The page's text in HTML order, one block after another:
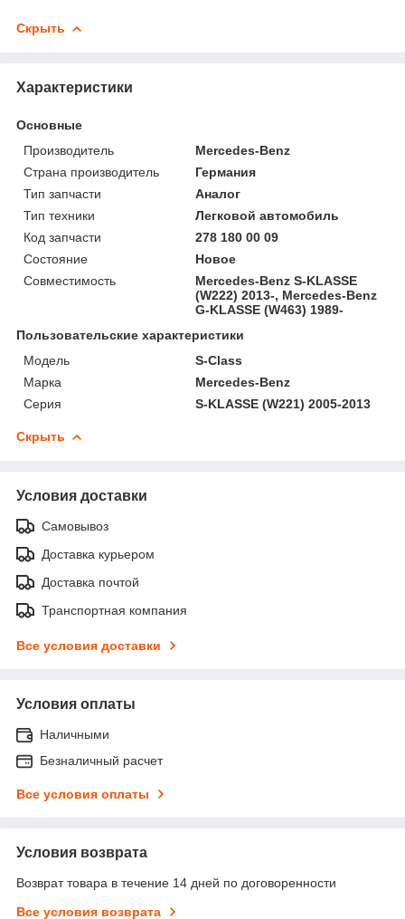
Скрыть
Характеристики
Основные
Производитель
Mercedes-Benz
Страна производитель
Германия
Тип запчасти
Аналог
Тип техники
Легковой автомобиль
Код запчасти
278 180 00 09
Состояние
Новое
Совместимость
Mercedes-Benz S-KLASSE
(W222) 2013-, Mercedes-Benz
G-KLASSE (W463) 1989-
Пользовательские характеристики
Модель
S-Class
Марка
Mercedes-Benz
Серия
S-KLASSE (W221) 2005-2013
Скрыть
Условия доставки
Самовывоз
Доставка курьером
Доставка почтой
Транспортная компания
Все условия доставки
Условия оплаты
Наличными
Безналичный расчет
Все условия оплаты
Условия возврата
Возврат товара в течение 14 дней по договоренности
Все условия возврата